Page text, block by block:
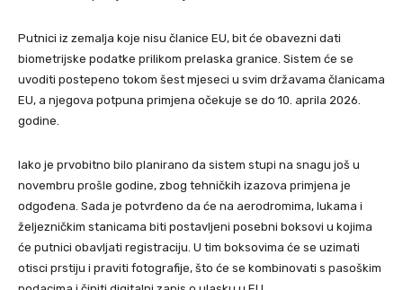
Putnici iz zemalja koje nisu članice EU, bit će obavezni dati
biometrijske podatke prilikom prelaska granice. Sistem će se
uvoditi postepeno tokom šest mjeseci u svim državama članicama
EU, a njegova potpuna primjena očekuje se do 10. aprila 2026.
godine.
Iako je prvobitno bilo planirano da sistem stupi na snagu još u
novembru prošle godine, zbog tehničkih izazova primjena je
odgođena. Sada je potvrđeno da će na aerodromima, lukama i
željezničkim stanicama biti postavljeni posebni boksovi u kojima
će putnici obavljati registraciju. U tim boksovima će se uzimati
otisci prstiju i praviti fotografije, što će se kombinovati s pasoškim